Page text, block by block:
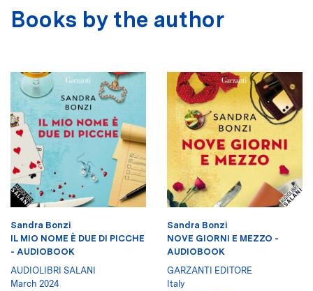
Books by the author
Sandra Bonzi
IL MIO NOME È DUE DI PICCHE
- AUDIOBOOK
AUDIOLIBRI SALANI
March 2024
Sandra Bonzi
NOVE GIORNI E MEZZO -
AUDIOBOOK
GARZANTI EDITORE
Italy